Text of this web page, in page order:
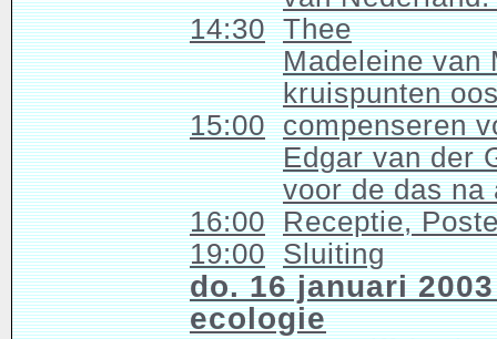
14:30 Thee
15:00
Madeleine van
kruispunten
compenseren
Edgar van der
voor de das na
16:00 Receptie,
19:00 Sluiting
do. 16 januari
ecologie